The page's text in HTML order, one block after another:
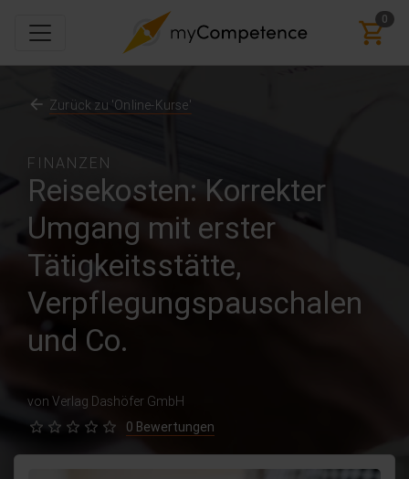
0
FINANZEN
Reisekosten: Korrekter
Umgang mit erster
Tätigkeitsstätte,
Verpflegungspauschalen
und Co.
von Verlag Dashöfer GmbH
0 Bewertungen
Zurück zu 'Online-Kurse'